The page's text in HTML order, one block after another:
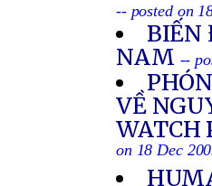
-- posted on
BIẾN
NAM --
VỀ
WATCH
on 18 Dec